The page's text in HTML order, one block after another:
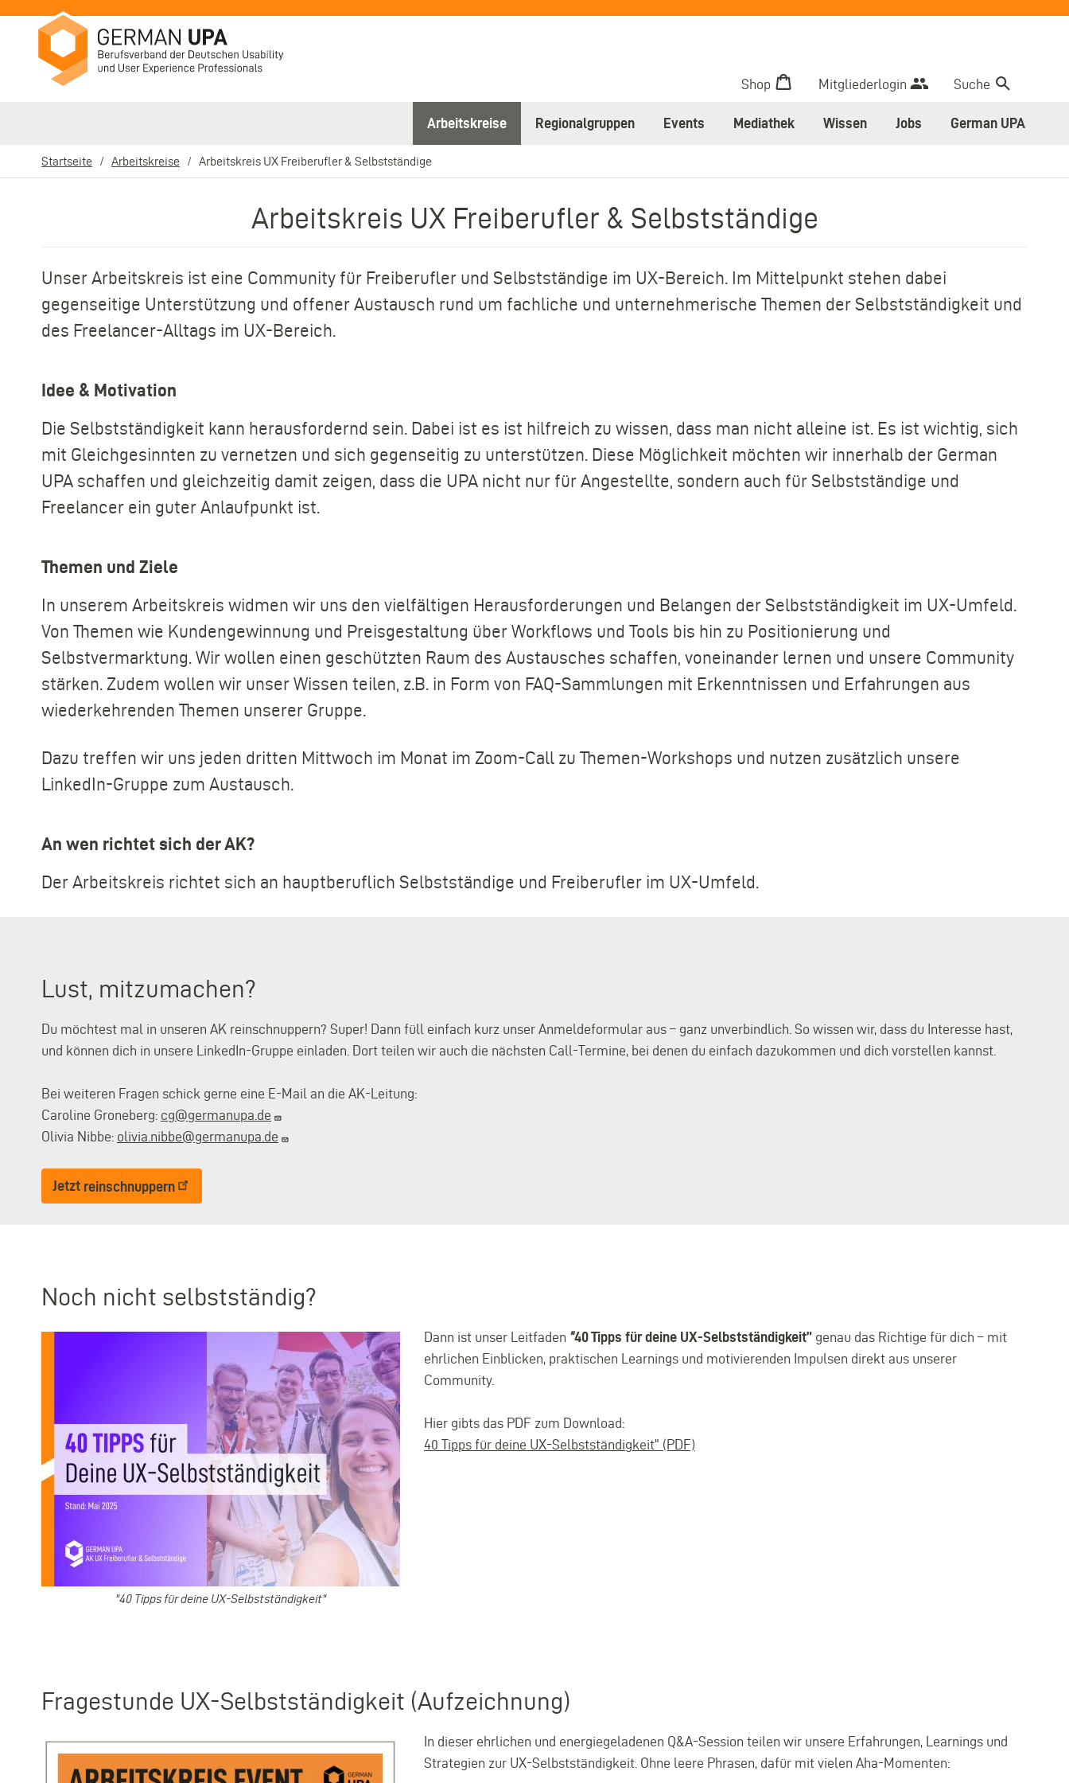
Shop Mitgliederlogin Suche
Arbeitskreise Regionalgruppen Events Mediathek Wissen Jobs German UPA
Startseite Arbeitskreise Arbeitskreis UX Freiberufler & Selbstständige
Arbeitskreis UX Freiberufler & Selbstständige
Unser Arbeitskreis ist eine Community für Freiberufler und Selbstständige im UX-Bereich. Im Mittelpunkt stehen dabei
gegenseitige Unterstützung und offener Austausch rund um fachliche und unternehmerische Themen der Selbstständigkeit und
des Freelancer-Alltags im UX-Bereich.
Idee & Motivation
Die Selbstständigkeit kann herausfordernd sein. Dabei ist es ist hilfreich zu wissen, dass man nicht alleine ist. Es ist wichtig, sich
mit Gleichgesinnten zu vernetzen und sich gegenseitig zu unterstützen. Diese Möglichkeit möchten wir innerhalb der German
UPA schaffen und gleichzeitig damit zeigen, dass die UPA nicht nur für Angestellte, sondern auch für Selbstständige und
Freelancer ein guter Anlaufpunkt ist.
Themen und Ziele
In unserem Arbeitskreis widmen wir uns den vielfältigen Herausforderungen und Belangen der Selbstständigkeit im UX-Umfeld.
Von Themen wie Kundengewinnung und Preisgestaltung über Workflows und Tools bis hin zu Positionierung und
Selbstvermarktung. Wir wollen einen geschützten Raum des Austausches schaffen, voneinander lernen und unsere Community
stärken. Zudem wollen wir unser Wissen teilen, z.B. in Form von FAQ-Sammlungen mit Erkenntnissen und Erfahrungen aus
wiederkehrenden Themen unserer Gruppe.
Dazu treffen wir uns jeden dritten Mittwoch im Monat im Zoom-Call zu Themen-Workshops und nutzen zusätzlich unsere
LinkedIn-Gruppe zum Austausch.
An wen richtet sich der AK?
Der Arbeitskreis richtet sich an hauptberuflich Selbstständige und Freiberufler im UX-Umfeld.
Lust, mitzumachen?
Du möchtest mal in unseren AK reinschnuppern? Super! Dann füll einfach kurz unser Anmeldeformular aus – ganz unverbindlich. So wissen wir, dass du Interesse hast,
und können dich in unsere LinkedIn-Gruppe einladen. Dort teilen wir auch die nächsten Call-Termine, bei denen du einfach dazukommen und dich vorstellen kannst.
Bei weiteren Fragen schick gerne eine E-Mail an die AK-Leitung:
Caroline Groneberg: cg@germanupa.de
Olivia Nibbe: olivia.nibbe@germanupa.de
Jetzt reinschnuppern
Noch nicht selbstständig?
"40 Tipps für deine UX-Selbstständigkeit"
Dann ist unser Leitfaden "40 Tipps für deine UX-Selbstständigkeit” genau das Richtige für dich – mit
ehrlichen Einblicken, praktischen Learnings und motivierenden Impulsen direkt aus unserer
Community.
Hier gibts das PDF zum Download:
40 Tipps für deine UX-Selbstständigkeit" (PDF)
Fragestunde UX-Selbstständigkeit (Aufzeichnung)
In dieser ehrlichen und energiegeladenen Q&A-Session teilen wir unsere Erfahrungen, Learnings und
Strategien zur UX-Selbstständigkeit. Ohne leere Phrasen, dafür mit vielen Aha-Momenten: